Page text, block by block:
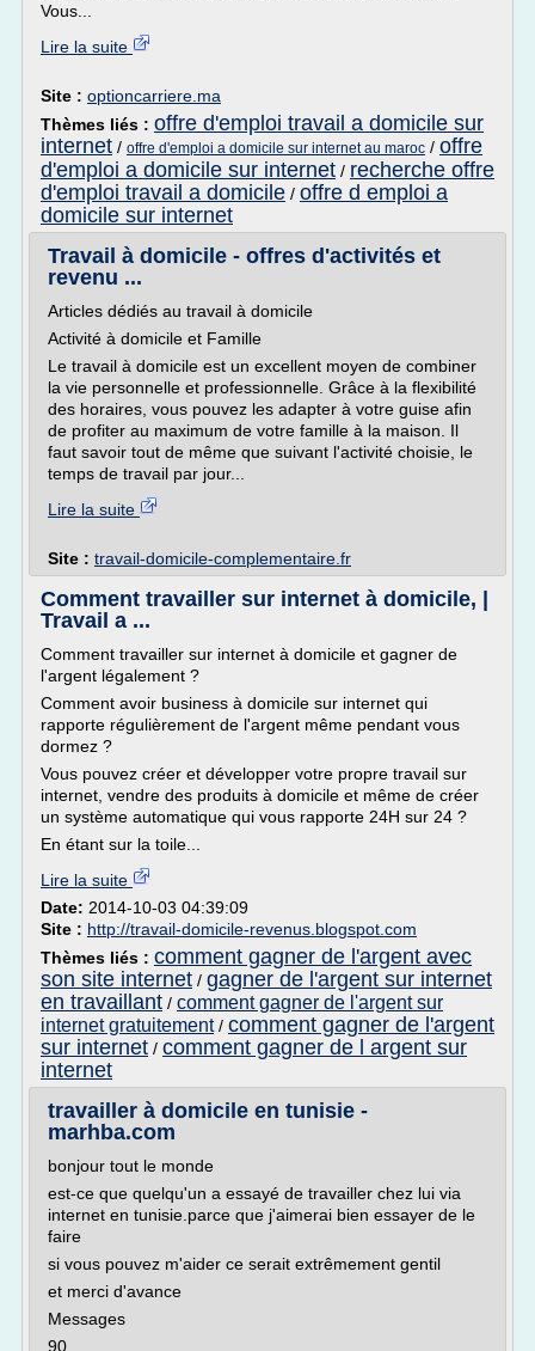
Vous...
Lire la suite
Site : optioncarriere.ma
Thèmes liés : offre d'emploi travail a domicile sur
internet / offre d'emploi a domicile sur internet au maroc / offre
d'emploi a domicile sur internet / recherche offre
d'emploi travail a domicile / offre d emploi a
domicile sur internet
Travail à domicile - offres d'activités et
revenu ...
Articles dédiés au travail à domicile
Activité à domicile et Famille
Le travail à domicile est un excellent moyen de combiner
la vie personnelle et professionnelle. Grâce à la flexibilité
des horaires, vous pouvez les adapter à votre guise afin
de profiter au maximum de votre famille à la maison. Il
faut savoir tout de même que suivant l'activité choisie, le
temps de travail par jour...
Lire la suite
Site : travail-domicile-complementaire.fr
Comment travailler sur internet à domicile, |
Travail a ...
Comment travailler sur internet à domicile et gagner de
l'argent légalement ?
Comment avoir business à domicile sur internet qui
rapporte régulièrement de l'argent même pendant vous
dormez ?
Vous pouvez créer et développer votre propre travail sur
internet, vendre des produits à domicile et même de créer
un système automatique qui vous rapporte 24H sur 24 ?
En étant sur la toile...
Lire la suite
Date: 2014-10-03 04:39:09
Site : http://travail-domicile-revenus.blogspot.com
Thèmes liés : comment gagner de l'argent avec
son site internet / gagner de l'argent sur internet
en travaillant / comment gagner de l'argent sur
internet gratuitement/ comment gagner de l'argent
sur internet / comment gagner de l argent sur
internet
travailler à domicile en tunisie -
marhba.com
bonjour tout le monde
est-ce que quelqu'un a essayé de travailler chez lui via
internet en tunisie.parce que j'aimerai bien essayer de le
faire
si vous pouvez m'aider ce serait extrêmement gentil
et merci d'avance
Messages
90